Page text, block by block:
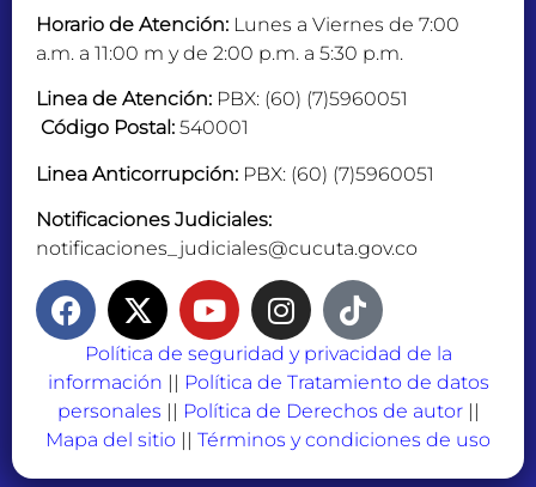
Horario de Atención: Lunes a Viernes de 7:00
a.m. a 11:00 m y de 2:00 p.m. a 5:30 p.m.
Linea de Atención: PBX: (60) (7)5960051
Código Postal: 540001
Linea Anticorrupción: PBX: (60) (7)5960051
Notificaciones Judiciales:
notificaciones_judiciales@cucuta.gov.co
Política de seguridad y privacidad de la
información
Política de Tratamiento de datos
personales
Política de Derechos de autor||
Mapa del sitio
Términos y condiciones de uso